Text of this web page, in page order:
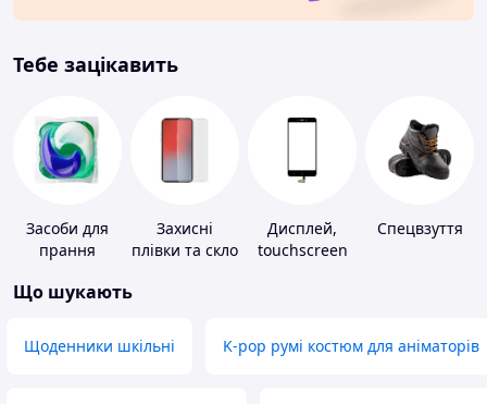
Тебе зацікавить
Засоби для
прання
Захисні
плівки та скло
Дисплей,
touchscreen
Спецвзуття
Що шукають
Щоденники шкільні K-pop румі костюм для аніматорів